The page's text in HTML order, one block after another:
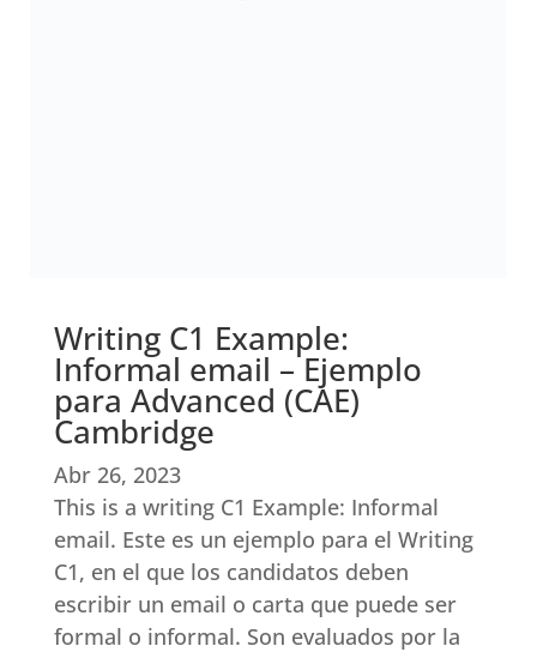
Writing C1 Example:
Informal email – Ejemplo
para Advanced (CAE)
Cambridge
Abr 26, 2023
This is a writing C1 Example: Informal
email. Este es un ejemplo para el Writing
C1, en el que los candidatos deben
escribir un email o carta que puede ser
formal o informal. Son evaluados por la